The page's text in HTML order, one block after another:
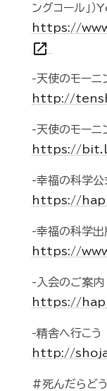
ングコール」
https://
open_in_new
-天使のモーニ
http://
-天使のモー
https://
-幸福の科学
https://
-幸福の科学
https://
-入会のご案内
https://
-精舎へ行こう
http://
#死んだらど